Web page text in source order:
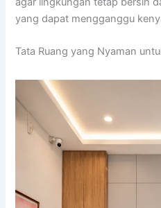
yang dapat mengganggu
Tata Ruang yang Nyaman